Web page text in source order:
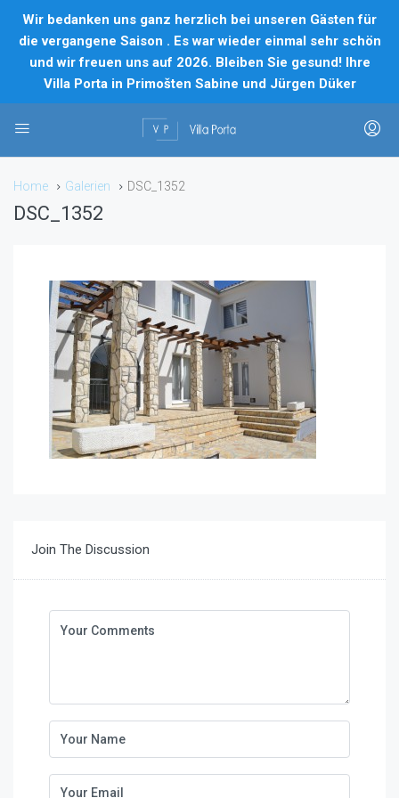
Wir bedanken uns ganz herzlich bei unseren Gästen für
die vergangene Saison . Es war wieder einmal sehr schön
und wir freuen uns auf 2026. Bleiben Sie gesund! Ihre
Villa Porta in Primošten Sabine und Jürgen Düker
Home Galerien DSC_1352
DSC_1352
Join The Discussion